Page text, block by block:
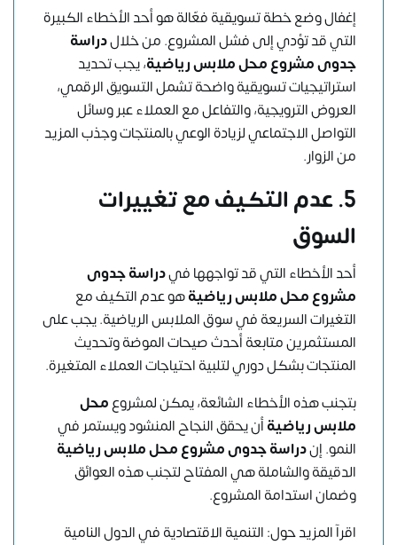
إغفال وضع خطة تسويقية فعّالة هو أحد الأخطاء الكبيرة
التي قد تؤدي إلى فشل المشروع. من خلالدراسة
جدوى مشروع محل ملابس رياضية، يجب تحديد
استراتيجيات تسويقية واضحة تشمل التسويق الرقمي،
العروض الترويجية، والتفاعل مع العملاء عبروسائل
التواصل الاجتماعيلزيادة الوعي بالمنتجات وجذب المزيد
من الزوار.
5. عدم التكيف مع تغييرات
السوق
أحد الأخطاء التي قد تواجهها فيدراسة جدوى
مشروع محل ملابس رياضيةهو عدم التكيف مع
التغيرات السريعة في سوق الملابس الرياضية. يجب على
المستثمرين متابعة أحدث صيحات الموضة وتحديث
المنتجات بشكل دوري لتلبية احتياجات العملاء المتغيرة.
بتجنب هذه الأخطاء الشائعة، يمكن لمشروعمحل
ملابس رياضيةأن يحقق النجاح المنشود ويستمر في
النمو. إندراسة جدوى مشروع محل ملابس رياضية
الدقيقة والشاملة هي المفتاح لتجنب هذه العوائق
وضمان استدامة المشروع.
اقرآ المزيد حول:التنمية الاقتصادية في الدول النامية